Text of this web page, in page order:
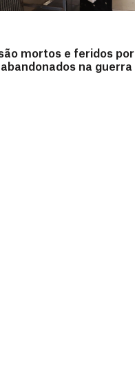
mortos e feridos por
na guerra